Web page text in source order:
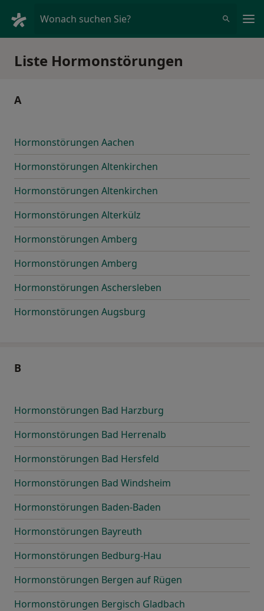
Wonach suchen Sie?
Liste Hormonstörungen
A
Hormonstörungen Aachen
Hormonstörungen Altenkirchen
Hormonstörungen Altenkirchen
Hormonstörungen Alterkülz
Hormonstörungen Amberg
Hormonstörungen Amberg
Hormonstörungen Aschersleben
Hormonstörungen Augsburg
B
Hormonstörungen Bad Harzburg
Hormonstörungen Bad Herrenalb
Hormonstörungen Bad Hersfeld
Hormonstörungen Bad Windsheim
Hormonstörungen Baden-Baden
Hormonstörungen Bayreuth
Hormonstörungen Bedburg-Hau
Hormonstörungen Bergen auf Rügen
Hormonstörungen Bergisch Gladbach